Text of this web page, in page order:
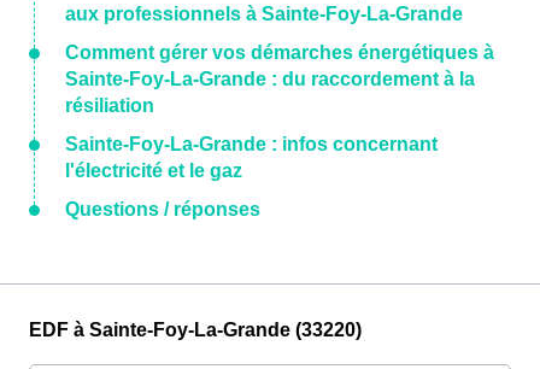
aux professionnels à Sainte-Foy-La-Grande
Comment gérer vos démarches énergétiques à
Sainte-Foy-La-Grande : du raccordement à la
résiliation
Sainte-Foy-La-Grande : infos concernant
l'électricité et le gaz
Questions / réponses
EDF à Sainte-Foy-La-Grande (33220)